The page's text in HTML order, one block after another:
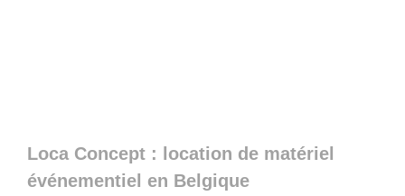
Loca Concept : location de matériel
événementiel en Belgique